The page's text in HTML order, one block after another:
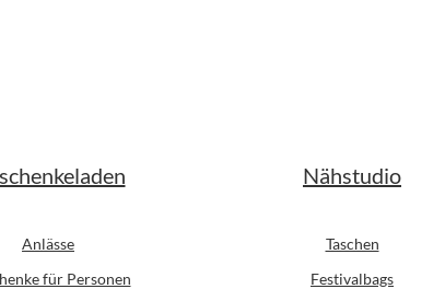
Anlässe
für Personen
Nähstudio
Taschen
Festivalbags